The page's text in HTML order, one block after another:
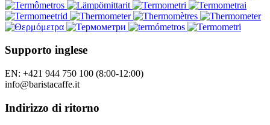
Supporto inglese
EN: +421 944 750 100 (8:00-12:00)
info@baristacaffe.it
Indirizzo di ritorno